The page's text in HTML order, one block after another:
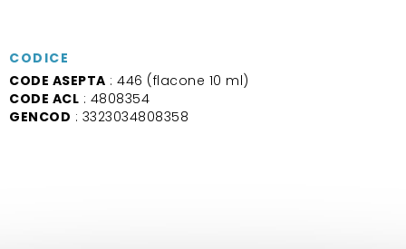
CODICE
CODE ASEPTA : 446 (flacone 10 ml)
CODE ACL : 4808354
GENCOD : 3323034808358